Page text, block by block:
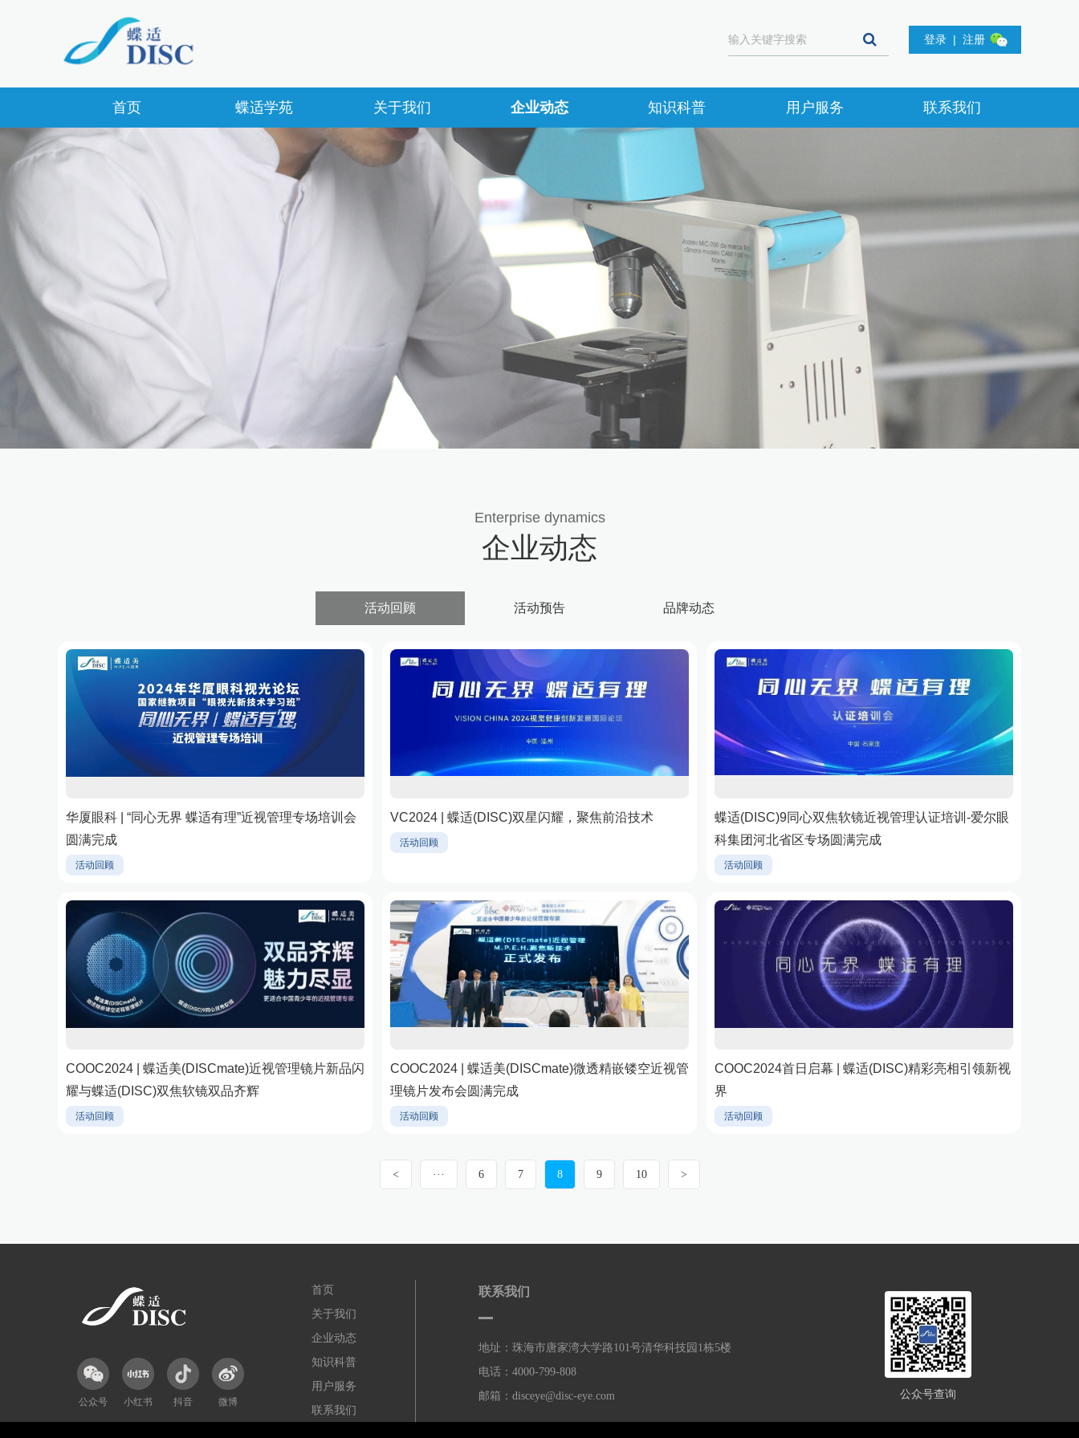
首页 蝶适学苑 关于我们 企业动态 知识科普 用户服务 联系我们
登录 | 注册
Enterprise dynamics
企业动态
活动回顾 活动预告 品牌动态
华厦眼科 | “同心无界 蝶适有理”近视管理专场培训会
圆满完成
活动回顾
VC2024 | 蝶适(DISC)双星闪耀，聚焦前沿技术
活动回顾
蝶适(DISC)9同心双焦软镜近视管理认证培训-爱尔眼
科集团河北省区专场圆满完成
活动回顾
COOC2024 | 蝶适美(DISCmate)近视管理镜片新品闪
耀与蝶适(DISC)双焦软镜双品齐辉
活动回顾
COOC2024 | 蝶适美(DISCmate)微透精嵌镂空近视管
理镜片发布会圆满完成
活动回顾
COOC2024首日启幕 | 蝶适(DISC)精彩亮相引领新视
界
活动回顾
< ··· 6 7 8 9 10 >
公众号 小红书 抖音 微博
公众号查询
地址：珠海市唐家湾大学路101号清华科技园1栋5楼
电话：4000-799-808
邮箱：disceye@disc-eye.com
联系我们
首页
关于我们
企业动态
知识科普
用户服务
联系我们